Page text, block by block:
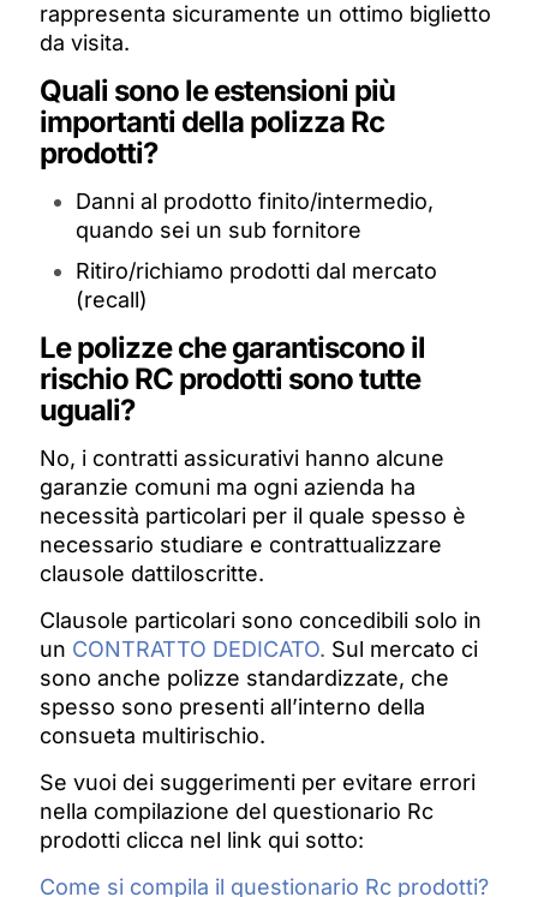
rappresenta sicuramente un ottimo biglietto
da visita.
Quali sono le estensioni più
importanti della polizza Rc
prodotti?
Danni al prodotto finito/intermedio,
quando sei un sub fornitore
Ritiro/richiamo prodotti dal mercato
(recall)
Le polizze che garantiscono il
rischio RC prodotti sono tutte
uguali?
No, i contratti assicurativi hanno alcune
garanzie comuni ma ogni azienda ha
necessità particolari per il quale spesso è
necessario studiare e contrattualizzare
clausole dattiloscritte.
Clausole particolari sono concedibili solo in
un CONTRATTO DEDICATO. Sul mercato ci
sono anche polizze standardizzate, che
spesso sono presenti all’interno della
consueta multirischio.
Se vuoi dei suggerimenti per evitare errori
nella compilazione del questionario Rc
prodotti clicca nel link qui sotto:
Come si compila il questionario Rc prodotti?